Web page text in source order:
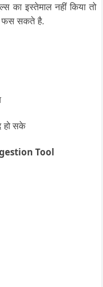
इस्तेमाल नहीं किया तो
फस सकते है.
हो सके
Tool